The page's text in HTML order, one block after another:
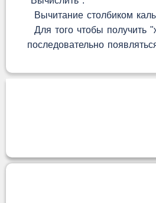
Вычитание столбиком
Для того чтобы получить
последовательно